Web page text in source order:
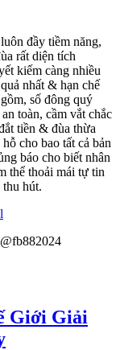
đầy tiềm năng,
rất diện tích
kiếm càng nhiều
nhất & hạn chế
số đông quý
toàn, cầm vắt chắc
tiền & đùa thừa
cho bao tất cả bản
báo cho biết nhân
thể thoải mái tự tin
thu hút.
Giới Giải